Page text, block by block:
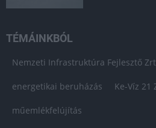
TÉMÁINKBÓL
Nemzeti Infrastruktúra Fejlesztő
energetikai beruházás Ke-Víz 21
műemlékfelújítás